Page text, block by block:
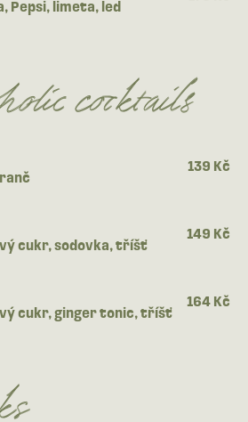
Pepsi, limeta, led
cocktails
139 Kč
cukr, sodovka, tříšť
149 Kč
cukr, ginger tonic, tříšť
164 Kč